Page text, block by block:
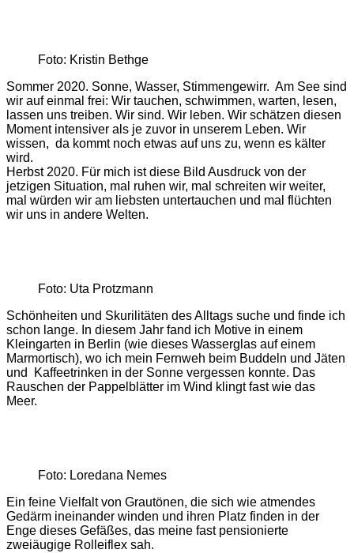
Foto: Kristin Bethge
Sommer 2020. Sonne, Wasser, Stimmengewirr. Am See sind
wir auf einmal frei: Wir tauchen, schwimmen, warten, lesen,
lassen uns treiben. Wir sind. Wir leben. Wir schätzen diesen
Moment intensiver als je zuvor in unserem Leben. Wir
wissen, da kommt noch etwas auf uns zu, wenn es kälter
wird.
Herbst 2020. Für mich ist diese Bild Ausdruck von der
jetzigen Situation, mal ruhen wir, mal schreiten wir weiter,
mal würden wir am liebsten untertauchen und mal flüchten
wir uns in andere Welten.
Foto: Uta Protzmann
Schönheiten und Skurilitäten des Alltags suche und finde ich
schon lange. In diesem Jahr fand ich Motive in einem
Kleingarten in Berlin (wie dieses Wasserglas auf einem
Marmortisch), wo ich mein Fernweh beim Buddeln und Jäten
und Kaffeetrinken in der Sonne vergessen konnte. Das
Rauschen der Pappelblätter im Wind klingt fast wie das
Meer.
Foto: Loredana Nemes
Ein feine Vielfalt von Grautönen, die sich wie atmendes
Gedärm ineinander winden und ihren Platz finden in der
Enge dieses Gefäßes, das meine fast pensionierte
zweiäugige Rolleiflex sah.